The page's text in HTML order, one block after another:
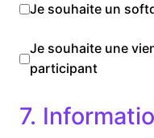
Je souhaite un
Je souhaite une
participant
7.